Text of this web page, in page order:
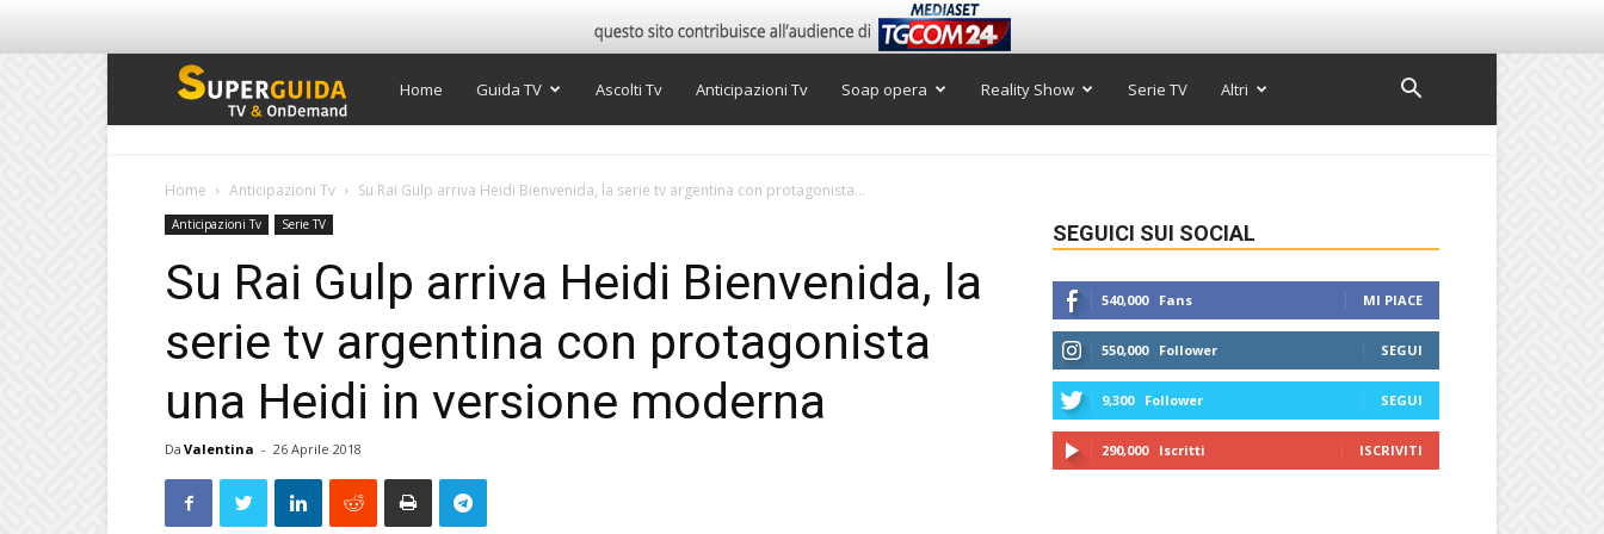
Super
Home Guida TV Ascolti Tv Anticipazioni Tv Soap opera Reality Show Serie TV Altri
Home Anticipazioni Tv Su Rai Gulp arriva Heidi Bienvenida, la serie tv argentina con protagonista...
Anticipazioni Tv Serie TV
Su Rai Gulp arriva Heidi Bienvenida, la
serie tv argentina con protagonista
una Heidi in versione moderna
Da Valentina - 26 Aprile 2018
SEGUICI SUI SOCIAL
540,000 Fans MI PIACE
550,000 Follower SEGUI
9,300 Follower SEGUI
290,000 Iscritti ISCRIVITI